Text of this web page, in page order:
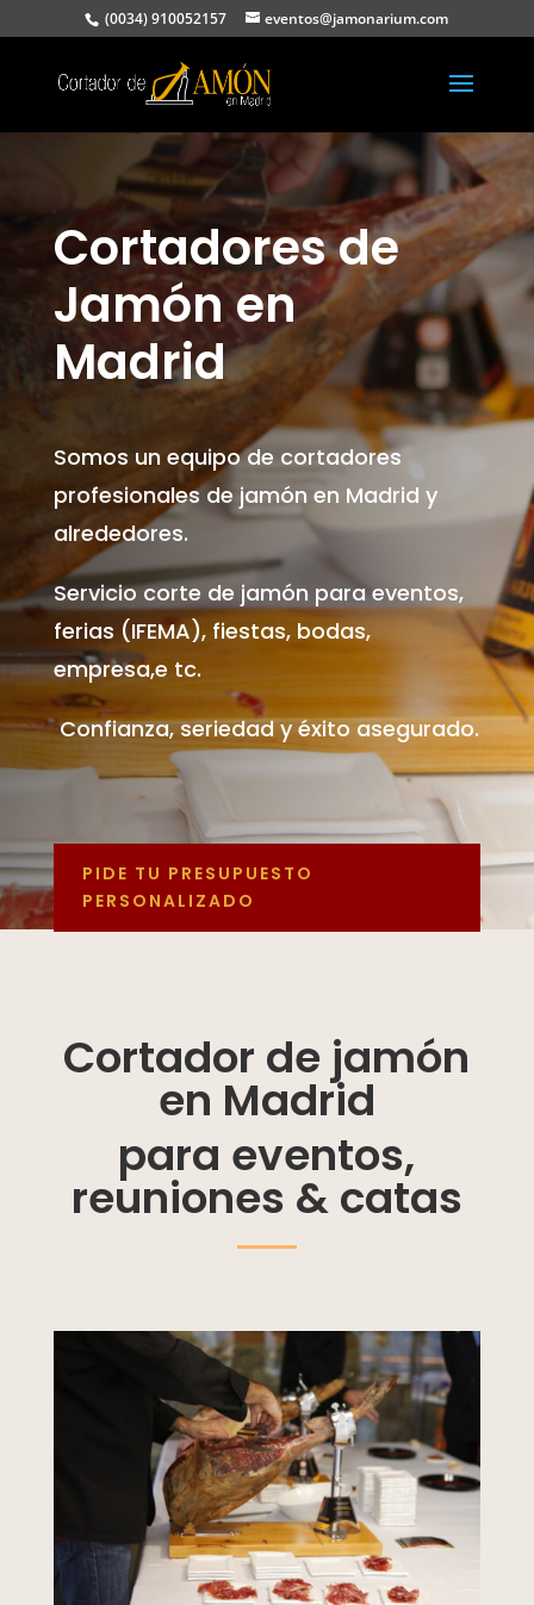
(0034) 910052157 eventos@jamonarium.com
Cortadores de
Jamón en
Madrid
Somos un equipo de cortadores
profesionales de jamón en Madrid y
alrededores.
Servicio corte de jamón para eventos,
ferias (IFEMA), fiestas, bodas,
empresa,e tc.
Confianza, seriedad y éxito asegurado.
PIDE TU PRESUPUESTO
PERSONALIZADO
Cortador de jamón
en Madrid
para eventos,
reuniones & catas